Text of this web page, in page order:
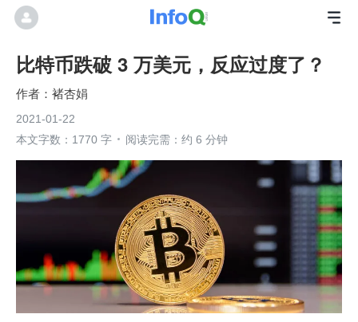
比特币跌破 3 万美元，反应过度了？
褚杏娟
2021-01-22
本文字数：1770 字
阅读完需：约 6 分钟